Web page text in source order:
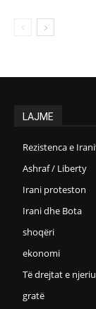
LAJME
Rezistenca e
Ashraf / Liberty
Irani proteston
Irani dhe Bota
shoqëri
ekonomi
Të drejtat e
gratë